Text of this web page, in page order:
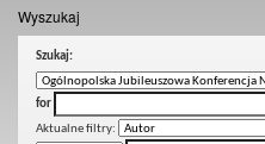
Wyszukaj
Szukaj:
for
Aktualne filtry: